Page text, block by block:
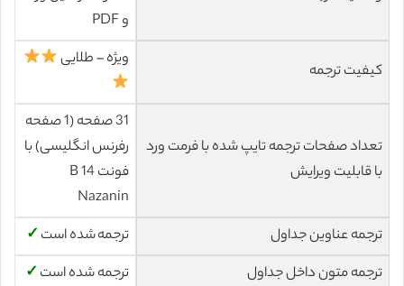
و PDF
کیفیت ترجمه
ویژه – طلایی
تعداد صفحات ترجمه تایپ شده با فرمت ورد
با قابلیت ویرایش
31 صفحه (1 صفحه
رفرنس انگلیسی) با
فونت 14 B
Nazanin
ترجمه عناوین جداول
ترجمه شده است ✓
ترجمه متون داخل جداول
ترجمه شده است ✓